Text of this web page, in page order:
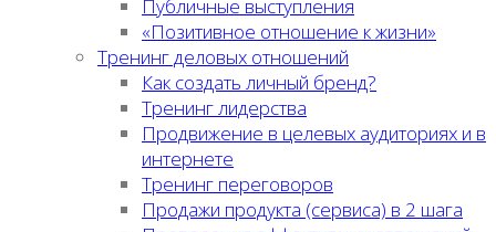
Публичные выступления
«Позитивное отношение к жизни»
Тренинг деловых отношений
Как создать личный бренд?
Тренинг лидерства
Продвижение в целевых аудиториях и в
интернете
Тренинг переговоров
Продажи продукта (сервиса) в 2 шага